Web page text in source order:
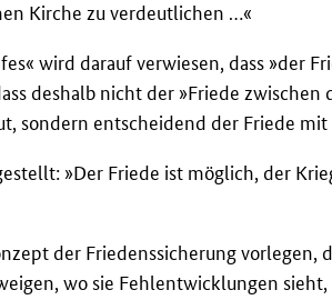
Kirche zu verdeutlichen …«
wird darauf verwiesen, dass »der
deshalb nicht der »Friede zwischen
sondern entscheidend der Friede mit
»Der Friede ist möglich, der
der Friedenssicherung vorlegen,
wo sie Fehlentwicklungen